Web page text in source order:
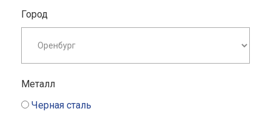
Город
Металл
Черная сталь